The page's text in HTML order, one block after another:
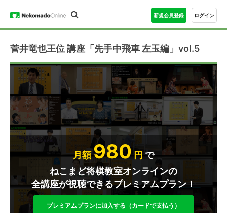
新規会員登録 ログイン
菅井竜也王位 講座「先手中飛車 左玉編」vol.5
月額980円で
ねこまど将棋教室オンラインの
全講座が視聴できるプレミアムプラン！
プレミアムプランに加入する（カードで支払う）